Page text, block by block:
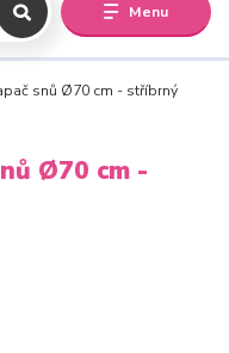
Menu
snů Ø70 cm - stříbrný
Ø70 cm -